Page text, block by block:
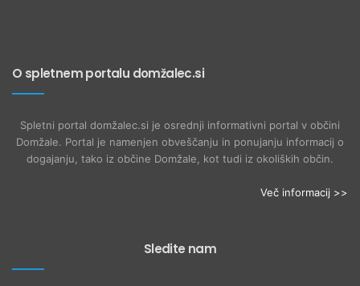
O spletnem portalu domžalec.si
Spletni portal domžalec.si je osrednji informativni portal v občini
Domžale. Portal je namenjen obveščanju in ponujanju informacij o
dogajanju, tako iz občine Domžale, kot tudi iz okoliških občin.
Več informacij >>
Sledite nam